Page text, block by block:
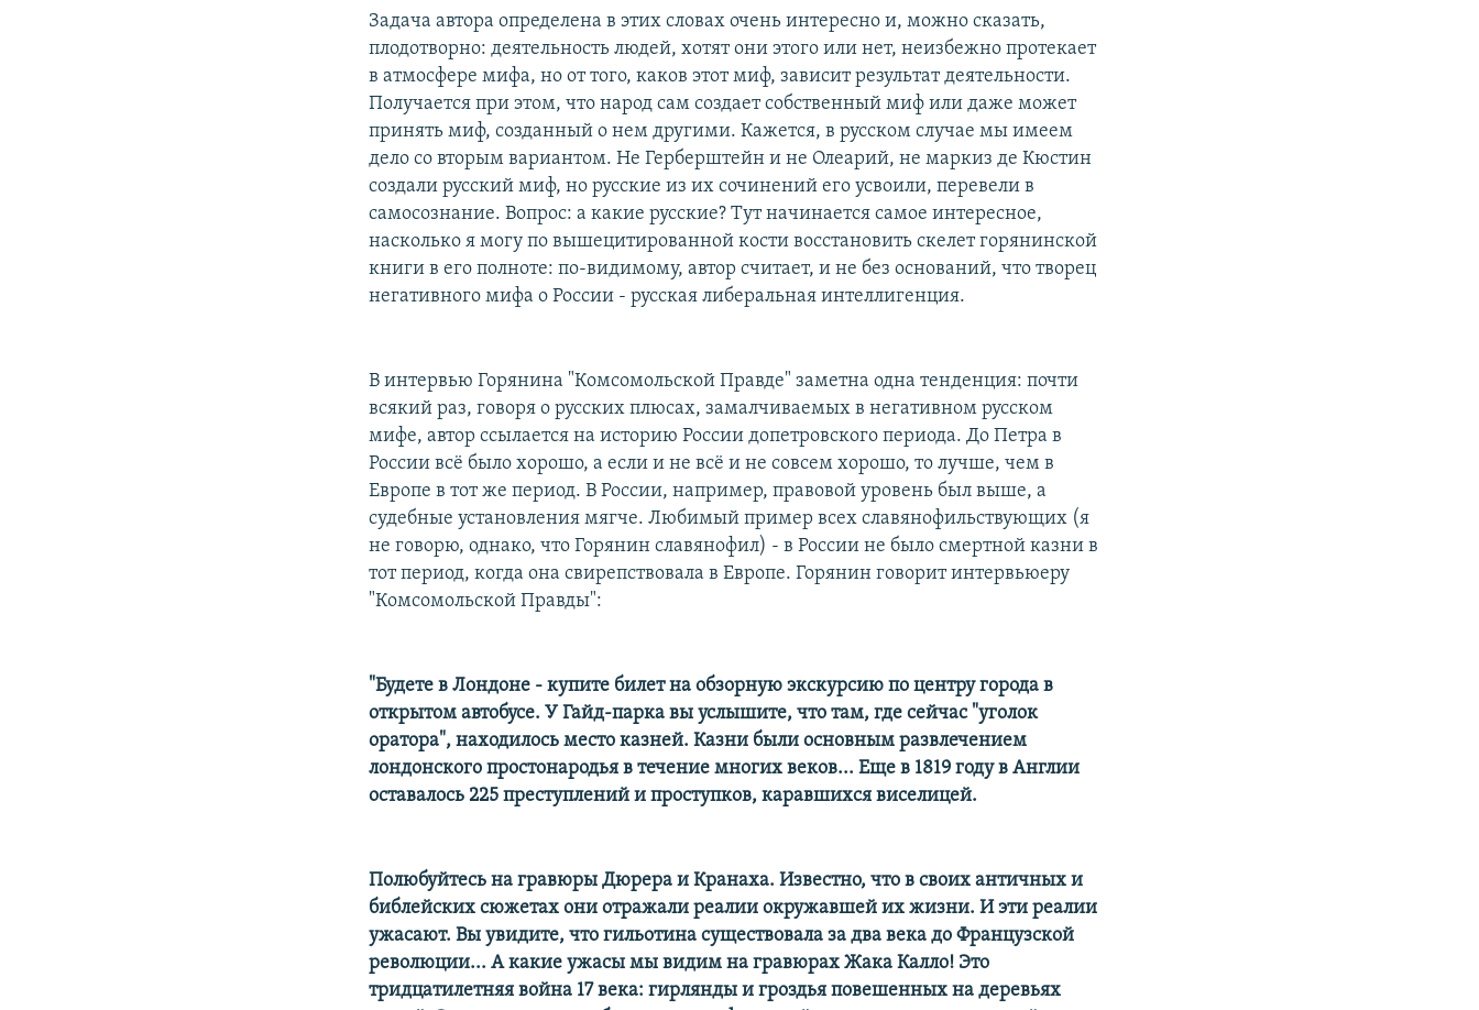
Задача автора определена в этих словах очень интересно и, можно сказать,
плодотворно: деятельность людей, хотят они этого или нет, неизбежно протекает
в атмосфере мифа, но от того, каков этот миф, зависит результат деятельности.
Получается при этом, что народ сам создает собственный миф или даже может
принять миф, созданный о нем другими. Кажется, в русском случае мы имеем
дело со вторым вариантом. Не Герберштейн и не Олеарий, не маркиз де Кюстин
создали русский миф, но русские из их сочинений его усвоили, перевели в
самосознание. Вопрос: а какие русские? Тут начинается самое интересное,
насколько я могу по вышецитированной кости восстановить скелет горянинской
книги в его полноте: по-видимому, автор считает, и не без оснований, что творец
негативного мифа о России - русская либеральная интеллигенция.
В интервью Горянина "Комсомольской Правде" заметна одна тенденция: почти
всякий раз, говоря о русских плюсах, замалчиваемых в негативном русском
мифе, автор ссылается на историю России допетровского периода. До Петра в
России всё было хорошо, а если и не всё и не совсем хорошо, то лучше, чем в
Европе в тот же период. В России, например, правовой уровень был выше, а
судебные установления мягче. Любимый пример всех славянофильствующих (я
не говорю, однако, что Горянин славянофил) - в России не было смертной казни в
тот период, когда она свирепствовала в Европе. Горянин говорит интервьюеру
"Комсомольской Правды":
"Будете в Лондоне - купите билет на обзорную экскурсию по центру города в
открытом автобусе. У Гайд-парка вы услышите, что там, где сейчас "уголок
оратора", находилось место казней. Казни были основным развлечением
лондонского простонародья в течение многих веков... Еще в 1819 году в Англии
оставалось 225 преступлений и проступков, каравшихся виселицей.
Полюбуйтесь на гравюры Дюрера и Кранаха. Известно, что в своих античных и
библейских сюжетах они отражали реалии окружавшей их жизни. И эти реалии
ужасают. Вы увидите, что гильотина существовала за два века до Французской
революции... А какие ужасы мы видим на гравюрах Жака Калло! Это
тридцатилетняя война 17 века: гирлянды и гроздья повешенных на деревьях